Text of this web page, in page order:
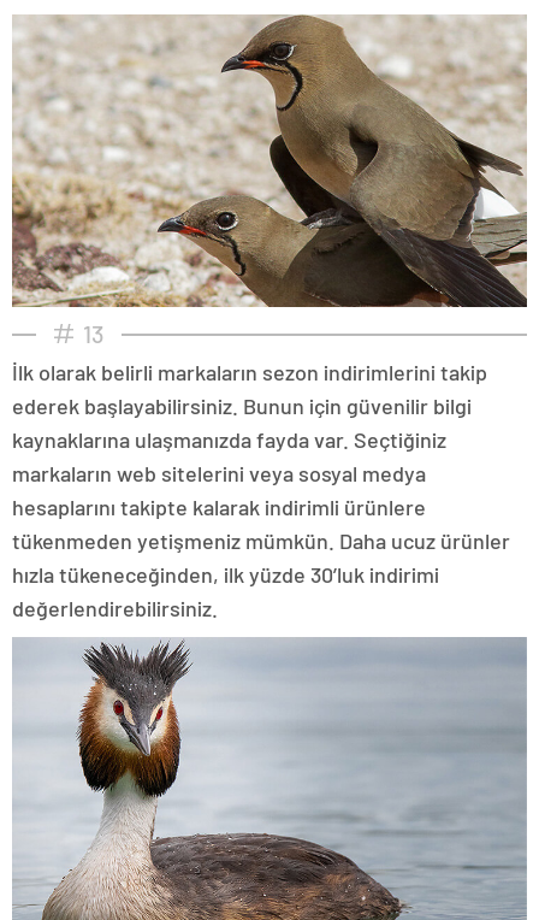
13
İlk olarak belirli markaların sezon indirimlerini takip
ederek başlayabilirsiniz. Bunun için güvenilir bilgi
kaynaklarına ulaşmanızda fayda var. Seçtiğiniz
markaların web sitelerini veya sosyal medya
hesaplarını takipte kalarak indirimli ürünlere
tükenmeden yetişmeniz mümkün. Daha ucuz ürünler
hızla tükeneceğinden, ilk yüzde 30’luk indirimi
değerlendirebilirsiniz.